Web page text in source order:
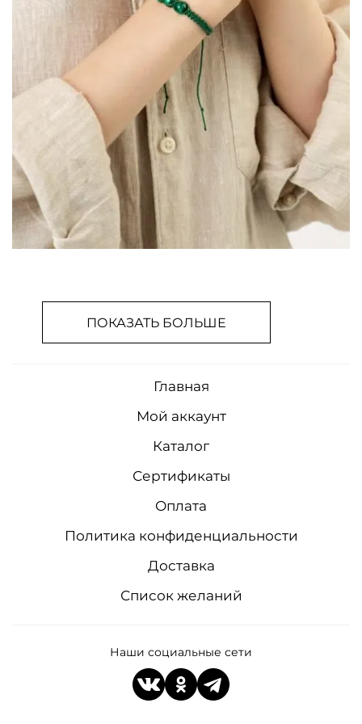
ПОКАЗАТЬ БОЛЬШЕ
Главная
Мой аккаунт
Каталог
Сертификаты
Оплата
Политика конфиденциальности
Доставка
Список желаний
Наши социальные сети